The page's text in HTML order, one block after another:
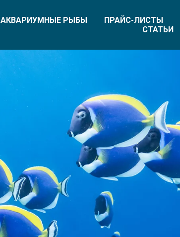
АКВАРИУМНЫЕ РЫБЫ ПРАЙС-ЛИСТЫ
СТАТЬИ